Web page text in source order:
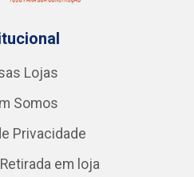
Lojas
Somos
Privacidade
em loja